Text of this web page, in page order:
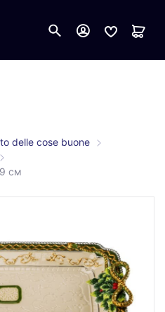
delle cose buone
см